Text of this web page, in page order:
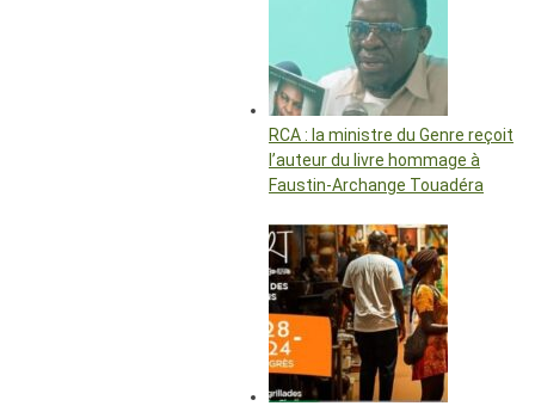
RCA : la ministre du Genre reçoit
l’auteur du livre hommage à
Faustin-Archange Touadéra